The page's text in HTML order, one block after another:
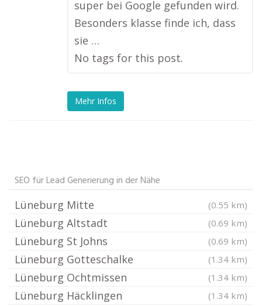
super bei Google gefunden wird.
Besonders klasse finde ich, dass
sie …
No tags for this post.
Mehr Infos
SEO für Lead Generierung in der Nähe
Lüneburg Mitte (0.55 km)
Lüneburg Altstadt (0.69 km)
Lüneburg St Johns (0.69 km)
Lüneburg Gotteschalke (1.34 km)
Lüneburg Ochtmissen (1.34 km)
Lüneburg Häcklingen (1.34 km)